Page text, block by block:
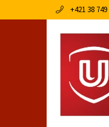
+421 38 749